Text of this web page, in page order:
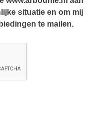
situatie en om mij
te mailen.